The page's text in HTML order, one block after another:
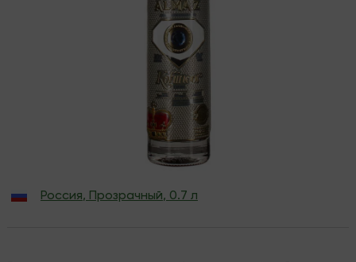
Россия, Прозрачный, 0.7 л